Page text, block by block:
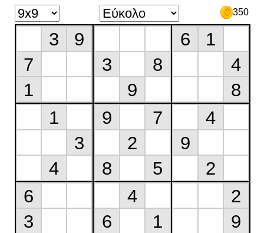
350
3
9
7
1
3
8
9
6
1
4
8
1
3
4
9
7
2
8
5
4
9
2
6
3
4
6
1
2
9